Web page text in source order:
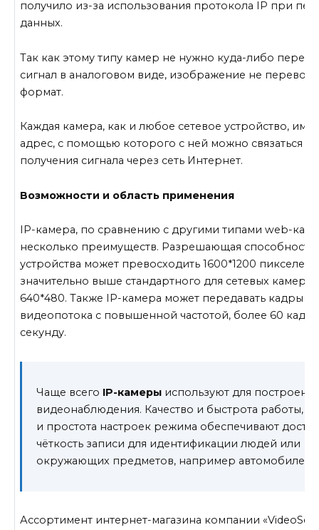
получило из-за использования протокола IP при
данных.
Так как этому типу камер не нужно куда-либо
сигнал в аналоговом виде, изображение не
формат.
Каждая камера, как и любое сетевое устройство,
адрес, с помощью которого с ней можно связаться
получения сигнала через сеть Интернет.
Возможности и область применения
IP-камера, по сравнению с другими типами web-
несколько преимуществ. Разрешающая способность
устройства может превосходить 1600*1200 пикселей,
значительно выше стандартного для сетевых камер
640*480. Также IP-камера может передавать кадры
видеопотока с повышенной частотой, более 60
секунду.
Чаще всего IP-камеры используют для
видеонаблюдения. Качество и быстрота работы,
и простота настроек режима обеспечивают
чёткость записи для идентификации людей или
окружающих предметов, например автомобилей.
Ассортимент интернет-магазина компании